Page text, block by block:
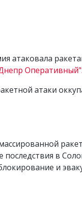
атаковала
Оперативный".
атаки
в
и